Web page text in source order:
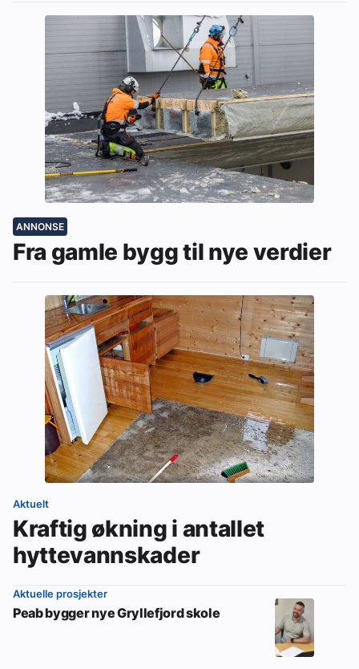
ANNONSE
Fra gamle bygg til nye verdier
Aktuelt
Kraftig økning i antallet
hyttevannskader
Aktuelle prosjekter
Peab bygger nye Gryllefjord skole